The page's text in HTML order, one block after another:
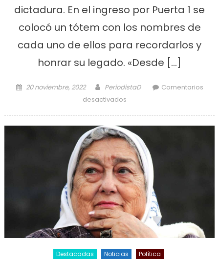
dictadura. En el ingreso por Puerta 1 se
colocó un tótem con los nombres de
cada uno de ellos para recordarlos y
honrar su legado. «Desde […]
Posted on
20 noviembre, 2022 Author
PeriodistaD
Comentarios
desactivados
Destacadas Noticias Política